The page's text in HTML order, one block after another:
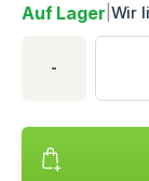
Auf Lager Wir
Produktmenge
-
Geben Sie die
Fügt das